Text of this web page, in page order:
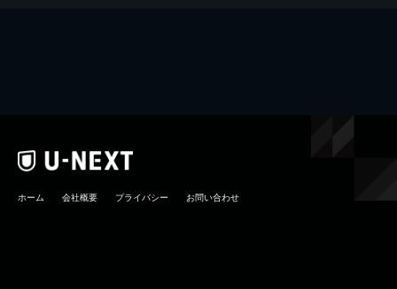
ホーム 会社概要 プライバシー お問い合わせ